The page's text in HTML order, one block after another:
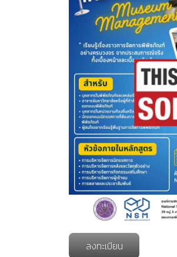
ลงทะเบียน